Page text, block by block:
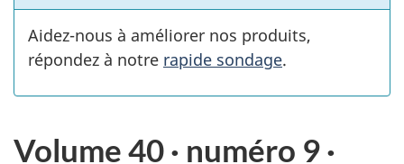
Aidez-nous à améliorer nos produits,
répondez à notre rapide sondage.
Volume 40 · numéro 9 ·